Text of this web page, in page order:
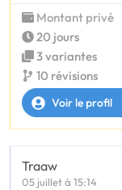
Montant privé
20 jours
3 variantes
10 révisions
Voir le profil
Traaw
05 juillet à 15:14